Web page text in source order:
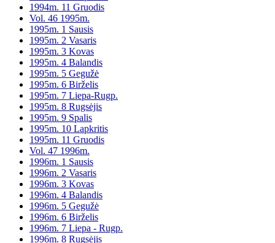
1994m. 11 Gruodis
Vol. 46 1995m.
1995m. 1 Sausis
1995m. 2 Vasaris
1995m. 3 Kovas
1995m. 4 Balandis
1995m. 5 Gegužė
1995m. 6 Birželis
1995m. 7 Liepa-Rugp.
1995m. 8 Rugsėjis
1995m. 9 Spalis
1995m. 10 Lapkritis
1995m. 11 Gruodis
Vol. 47 1996m.
1996m. 1 Sausis
1996m. 2 Vasaris
1996m. 3 Kovas
1996m. 4 Balandis
1996m. 5 Gegužė
1996m. 6 Birželis
1996m. 7 Liepa - Rugp.
1996m. 8 Rugsėjis